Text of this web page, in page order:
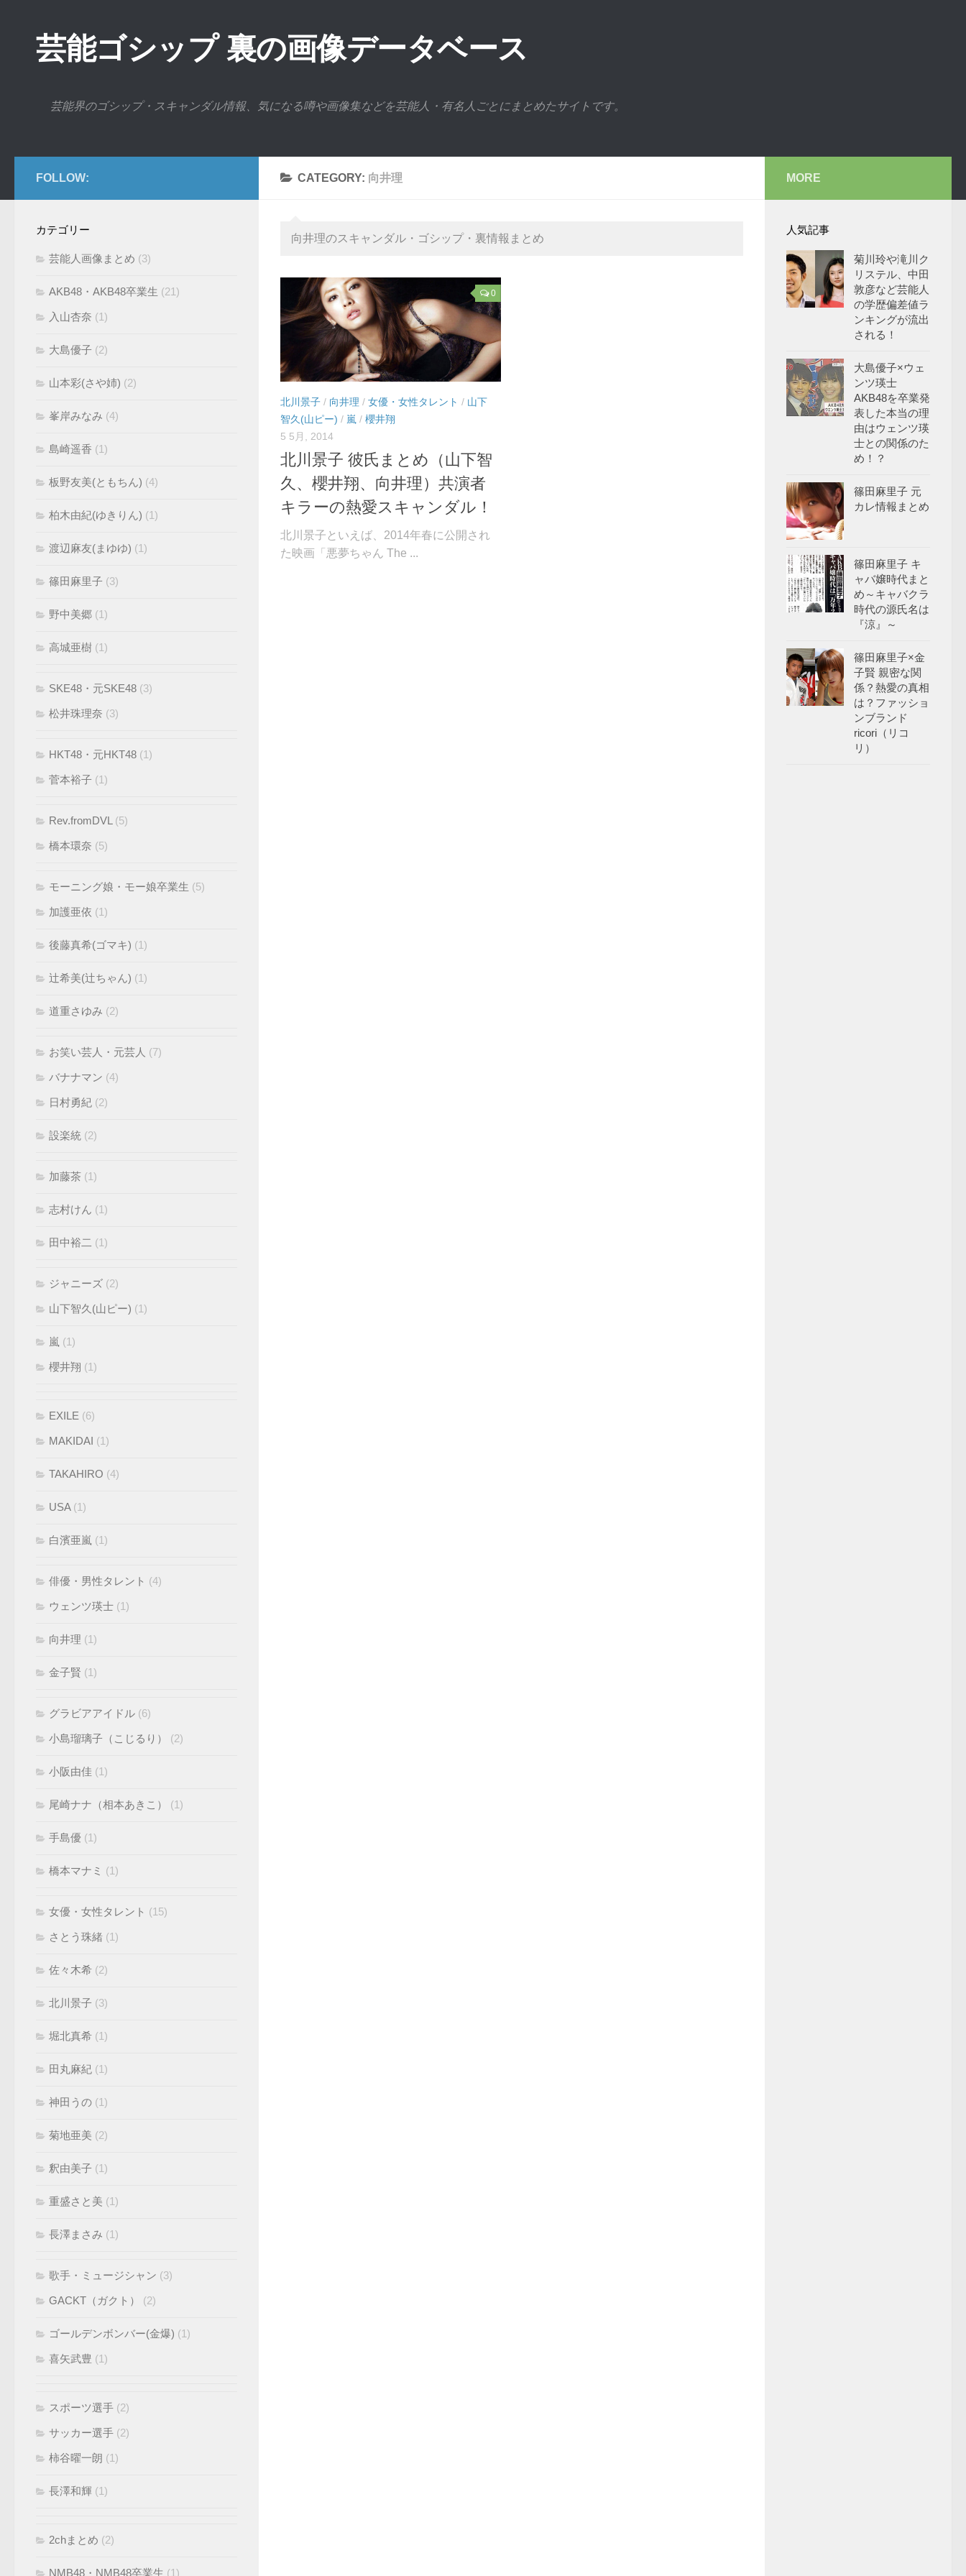
芸能ゴシップ 裏の画像データベース
芸能界のゴシップ・スキャンダル情報、気になる噂や画像集などを芸能人・有名人ごとにまとめたサイトです。
CATEGORY: 向井理
向井理のスキャンダル・ゴシップ・裏情報まとめ
0
北川景子 / 向井理 / 女優・女性タレント / 山下
智久(山ピー) / 嵐 / 櫻井翔
5 5月, 2014
北川景子 彼氏まとめ（山下智
久、櫻井翔、向井理）共演者
キラーの熱愛スキャンダル！
北川景子といえば、2014年春に公開され
た映画「悪夢ちゃん The ...
FOLLOW:
カテゴリー
芸能人画像まとめ (3)
AKB48・AKB48卒業生 (21)
入山杏奈 (1)
大島優子 (2)
山本彩(さや姉) (2)
峯岸みなみ (4)
島崎遥香 (1)
板野友美(ともちん) (4)
柏木由紀(ゆきりん) (1)
渡辺麻友(まゆゆ) (1)
篠田麻里子 (3)
野中美郷 (1)
高城亜樹 (1)
SKE48・元SKE48 (3)
松井珠理奈 (3)
HKT48・元HKT48 (1)
菅本裕子 (1)
Rev.fromDVL (5)
橋本環奈 (5)
モーニング娘・モー娘卒業生 (5)
加護亜依 (1)
後藤真希(ゴマキ) (1)
辻希美(辻ちゃん) (1)
道重さゆみ (2)
お笑い芸人・元芸人 (7)
バナナマン (4)
日村勇紀 (2)
設楽統 (2)
加藤茶 (1)
志村けん (1)
田中裕二 (1)
ジャニーズ (2)
山下智久(山ピー) (1)
嵐 (1)
櫻井翔 (1)
EXILE (6)
MAKIDAI (1)
TAKAHIRO (4)
USA(1)
白濱亜嵐 (1)
俳優・男性タレント (4)
ウェンツ瑛士 (1)
向井理 (1)
金子賢 (1)
グラビアアイドル (6)
小島瑠璃子（こじるり） (2)
小阪由佳 (1)
尾崎ナナ（相本あきこ） (1)
手島優 (1)
橋本マナミ (1)
女優・女性タレント (15)
さとう珠緒 (1)
佐々木希 (2)
北川景子 (3)
堀北真希 (1)
田丸麻紀 (1)
神田うの (1)
菊地亜美 (2)
釈由美子 (1)
重盛さと美 (1)
長澤まさみ (1)
歌手・ミュージシャン (3)
GACKT（ガクト） (2)
ゴールデンボンバー(金爆) (1)
喜矢武豊 (1)
スポーツ選手 (2)
サッカー選手 (2)
柿谷曜一朗 (1)
長澤和輝 (1)
2chまとめ (2)
NMB48・NMB48卒業生 (1)
MORE
人気記事
菊川玲や滝川ク
リステル、中田
敦彦など芸能人
の学歴偏差値ラ
ンキングが流出
される！
大島優子×ウェ
ンツ瑛士
AKB48を卒業発
表した本当の理
由はウェンツ瑛
士との関係のた
め！？
篠田麻里子 元
カレ情報まとめ
篠田麻里子 キ
ャバ嬢時代まと
め～キャバクラ
時代の源氏名は
『涼』～
篠田麻里子×金
子賢 親密な関
係？熱愛の真相
は？ファッショ
ンブランド
ricori（リコ
リ）